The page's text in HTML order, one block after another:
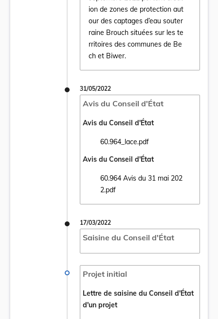
ion de zones de protection aut
our des captages d’eau souter
raine Brouch situées sur les te
rritoires des communes de Be
ch et Biwer.
Ouvrir le document Règlement grand-
31/05/2022
Avis du Conseil d'État
Avis du Conseil d'État
60.964_lace.pdf
Ouvrir le document 60.964_lace.pdf dans
Avis du Conseil d'État
60.964 Avis du 31 mai 202
2.pdf
Ouvrir le document 60.964 Avis du 31
17/03/2022
Saisine du Conseil d'État
Projet initial
Lettre de saisine du Conseil d'État
d'un projet